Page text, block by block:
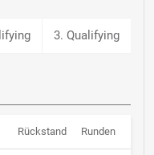
3. Qualifying
Rückstand Runden